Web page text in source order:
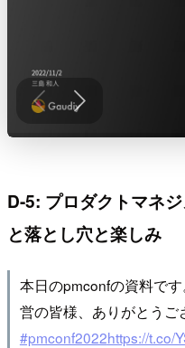
D-5: プロダクトマネ
と落とし穴と楽しみ
本日のpmconfの資料で
営の皆様、ありがとうご
#pmconf2022https://t.co/